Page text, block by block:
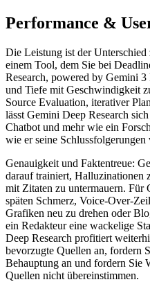
Performance &
Die Leistung ist der
einem Tool, dem Sie bei
Research, powered by Gemini
und Tiefe mit Geschwindigkeit
Source Evaluation, iterativer
lässt Gemini Deep Research
Chatbot und mehr wie ein
wie er seine Schlussfolgerungen
Genauigkeit und Faktentreue:
darauf trainiert, Halluzinationen
mit Zitaten zu untermauern. Für
späten Schmerz, Voice-Over-
Grafiken neu zu drehen oder
ein Redakteur eine wackelige
Deep Research profitiert
bevorzugte Quellen an, fordern
Behauptung an und fordern Sie
Quellen nicht übereinstimmen.